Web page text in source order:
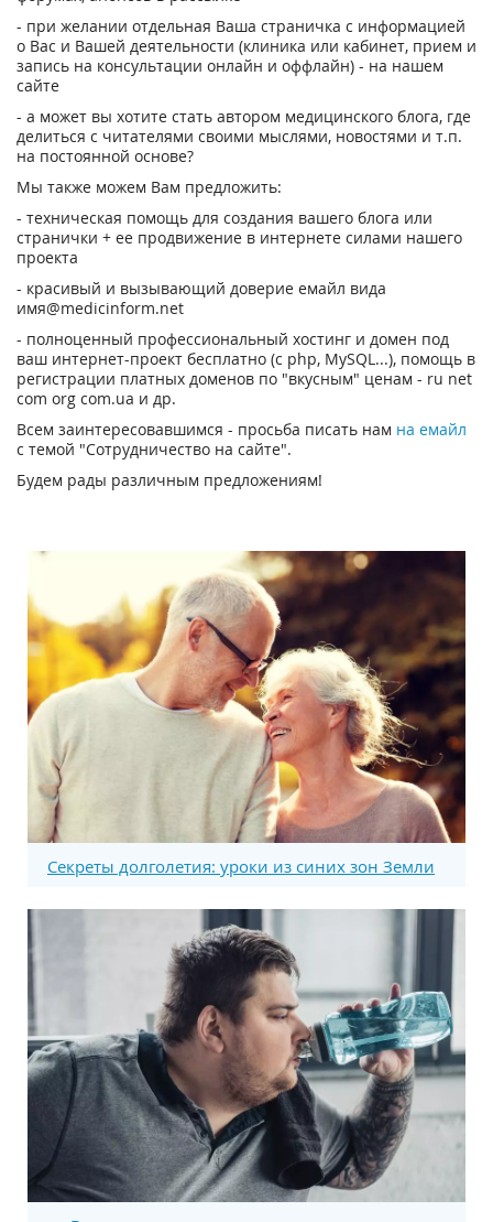
- при желании отдельная Ваша страничка с информацией
о Вас и Вашей деятельности (клиника или кабинет, прием и
запись на консультации онлайн и оффлайн) - на нашем
сайте
- а может вы хотите стать автором медицинского блога, где
делиться с читателями своими мыслями, новостями и т.п.
на постоянной основе?
Мы также можем Вам предложить:
- техническая помощь для создания вашего блога или
странички + ее продвижение в интернете силами нашего
проекта
- красивый и вызывающий доверие емайл вида
имя@medicinform.net
- полноценный профессиональный хостинг и домен под
ваш интернет-проект бесплатно (с php, MySQL...), помощь в
регистрации платных доменов по "вкусным" ценам - ru net
com org com.ua и др.
Всем заинтересовавшимся - просьба писать нам на емайл
с темой "Сотрудничество на сайте".
Будем рады различным предложениям!
Секреты долголетия: уроки из синих зон Земли